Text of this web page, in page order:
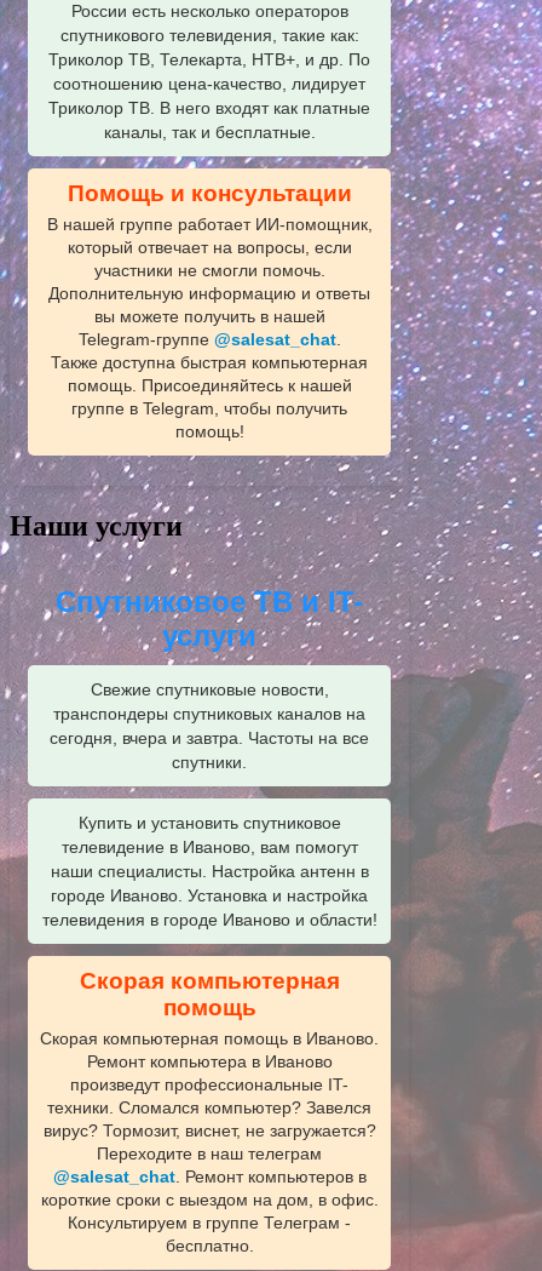
России есть несколько операторов
спутникового телевидения, такие как:
Триколор ТВ, Телекарта, НТВ+, и др. По
соотношению цена-качество, лидирует
Триколор ТВ. В него входят как платные
каналы, так и бесплатные.
Помощь и консультации
В нашей группе работает ИИ‑помощник,
который отвечает на вопросы, если
участники не смогли помочь.
Дополнительную информацию и ответы
вы можете получить в нашей
Telegram‑группе @salesat_chat.
Также доступна быстрая компьютерная
помощь. Присоединяйтесь к нашей
группе в Telegram, чтобы получить
помощь!
Наши услуги
Спутниковое ТВ и IT-
услуги
Свежие спутниковые новости,
транспондеры спутниковых каналов на
сегодня, вчера и завтра. Частоты на все
спутники.
Купить и установить спутниковое
телевидение в Иваново, вам помогут
наши специалисты. Настройка антенн в
городе Иваново. Установка и настройка
телевидения в городе Иваново и области!
Скорая компьютерная
помощь
Скорая компьютерная помощь в Иваново.
Ремонт компьютера в Иваново
произведут профессиональные IT-
техники. Сломался компьютер? Завелся
вирус? Тормозит, виснет, не загружается?
Переходите в наш телеграм
@salesat_chat. Ремонт компьютеров в
короткие сроки с выездом на дом, в офис.
Консультируем в группе Телеграм -
бесплатно.